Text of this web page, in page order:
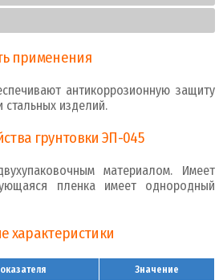
применения
антикоррозионную защиту
изделий.
грунтовки ЭП-045
материалом. Имеет
пленка имеет однородный
характеристики
Значение